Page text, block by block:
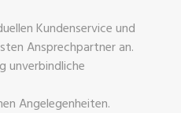
Kundenservice und
Ansprechpartner an.
unverbindliche
Angelegenheiten.